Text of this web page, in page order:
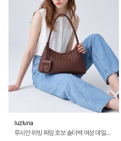
luzluna
루시안 위빙 짜임 호보 숄더백 여성 데일리 가죽 미니백+파우치포함 M202